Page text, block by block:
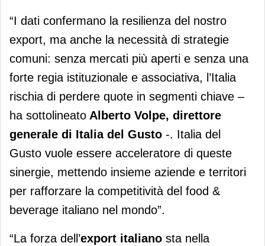
“I dati confermano la resilienza del nostro
export, ma anche la necessità di strategie
comuni: senza mercati più aperti e senza una
forte regia istituzionale e associativa, l’Italia
rischia di perdere quote in segmenti chiave –
ha sottolineato Alberto Volpe, direttore
generale di Italia del Gusto -. Italia del
Gusto vuole essere acceleratore di queste
sinergie, mettendo insieme aziende e territori
per rafforzare la competitività del food &
beverage italiano nel mondo”.
“La forza dell’export italiano sta nella